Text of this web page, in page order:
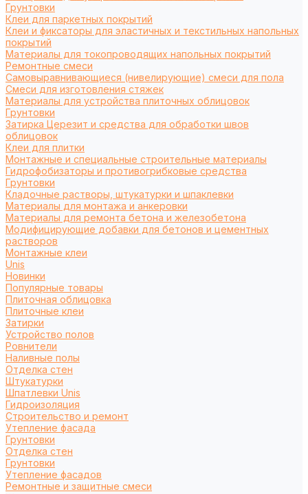
Грунтовки
Клеи для паркетных покрытий
Клеи и фиксаторы для эластичных и текстильных напольных
покрытий
Материалы для токопроводящих напольных покрытий
Ремонтные смеси
Самовыравнивающиеся (нивелирующие) смеси для пола
Смеси для изготовления стяжек
Материалы для устройства плиточных облицовок
Грунтовки
Затирка Церезит и средства для обработки швов
облицовок
Клеи для плитки
Монтажные и специальные строительные материалы
Гидрофобизаторы и противогрибковые средства
Грунтовки
Кладочные растворы, штукатурки и шпаклевки
Материалы для монтажа и анкеровки
Материалы для ремонта бетона и железобетона
Модифицирующие добавки для бетонов и цементных
растворов
Монтажные клеи
Unis
Новинки
Популярные товары
Плиточная облицовка
Плиточные клеи
Затирки
Устройство полов
Ровнители
Наливные полы
Отделка стен
Штукатурки
Шпатлевки Unis
Гидроизоляция
Строительство и ремонт
Утепление фасада
Грунтовки
Отделка стен
Грунтовки
Утепление фасадов
Ремонтные и защитные смеси